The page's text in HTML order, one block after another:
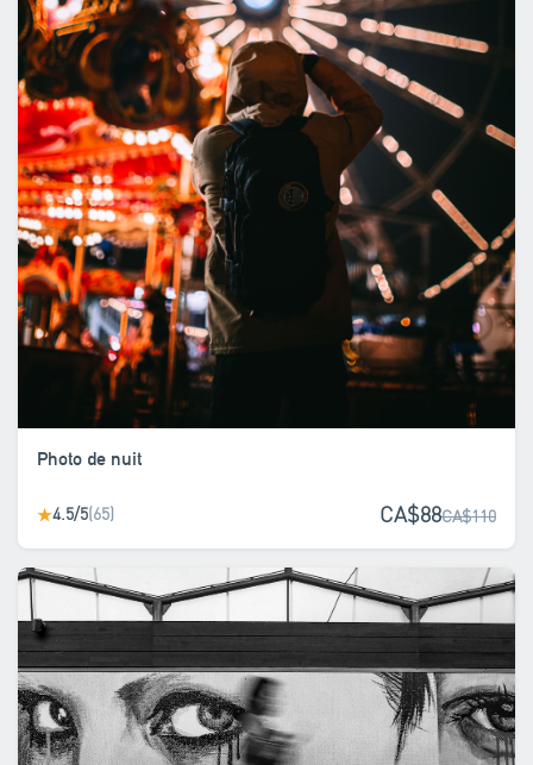
Photo de nuit
★4.5/5(65) CA$88CA$110